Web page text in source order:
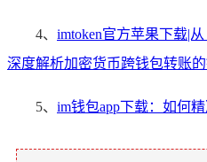
4、 imtoken官方苹果下载|
深度解析加密货币跨钱包转账
5、 im钱包app下载：如何